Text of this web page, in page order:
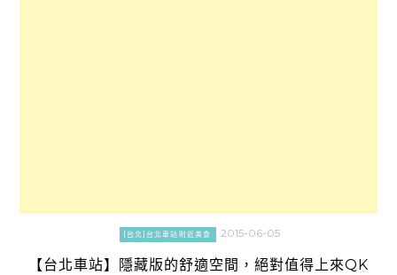
[台北]台北車站附近美食 2015-06-05
【台北車站】隱藏版的舒適空間，絕對值得上來QK